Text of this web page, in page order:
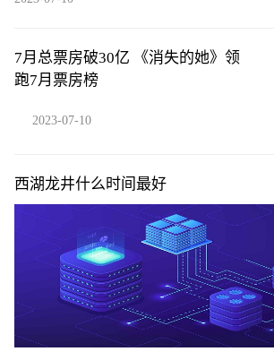
7月总票房破30亿 《消失的她》领
跑7月票房榜
2023-07-10
西湖龙井什么时间最好